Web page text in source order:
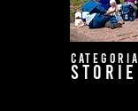
CATEGORIA
storie